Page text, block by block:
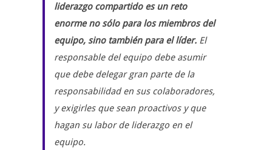
liderazgo compartido es un reto
enorme no sólo para los miembros del
equipo, sino también para el líder. El
responsable del equipo debe asumir
que debe delegar gran parte de la
responsabilidad en sus colaboradores,
y exigirles que sean proactivos y que
hagan su labor de liderazgo en el
equipo.